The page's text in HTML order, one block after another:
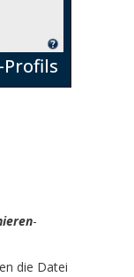
Profils
-
die Datei